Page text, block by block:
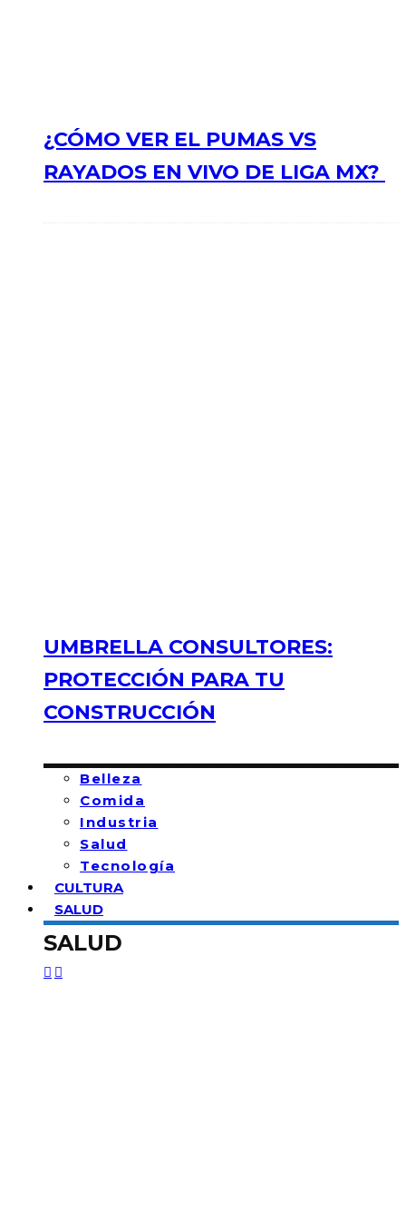
¿CÓMO VER EL PUMAS VS
RAYADOS EN VIVO DE LIGA MX?
UMBRELLA CONSULTORES:
PROTECCIÓN PARA TU
CONSTRUCCIÓN
Belleza
Comida
Industria
Salud
Tecnología
CULTURA
SALUD
SALUD